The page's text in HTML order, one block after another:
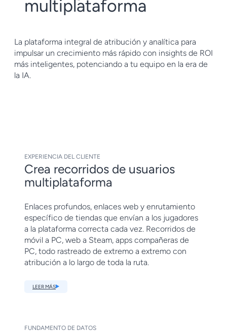
multiplataforma
La plataforma integral de atribución y analítica para
impulsar un crecimiento más rápido con insights de ROI
más inteligentes, potenciando a tu equipo en la era de
la IA.
EXPERIENCIA DEL CLIENTE
Crea recorridos de usuarios
multiplataforma
Enlaces profundos, enlaces web y enrutamiento
específico de tiendas que envían a los jugadores
a la plataforma correcta cada vez. Recorridos de
móvil a PC, web a Steam, apps compañeras de
PC, todo rastreado de extremo a extremo con
atribución a lo largo de toda la ruta.
LEER MÁS
FUNDAMENTO DE DATOS